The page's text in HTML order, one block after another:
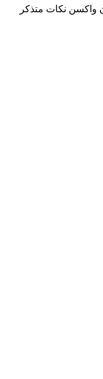
واکسن نکات متذکر